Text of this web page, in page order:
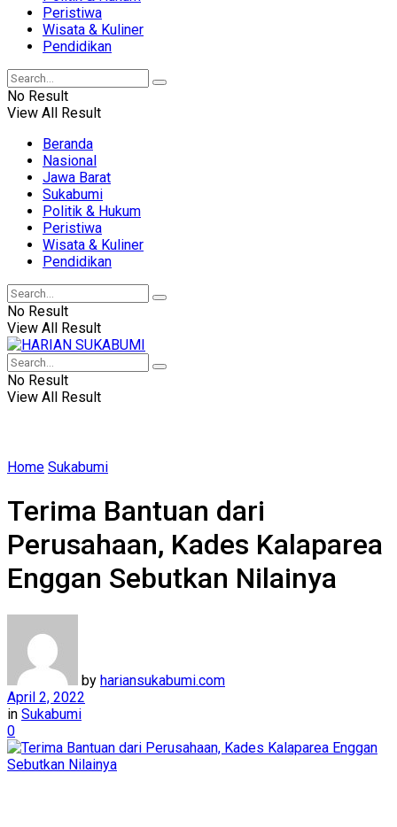
Peristiwa
Wisata & Kuliner
Pendidikan
No Result
View All Result
Beranda
Nasional
Jawa Barat
Sukabumi
Politik & Hukum
Peristiwa
Wisata & Kuliner
Pendidikan
No Result
View All Result
No Result
View All Result
Home Sukabumi
Terima Bantuan dari
Perusahaan, Kades Kalaparea
Enggan Sebutkan Nilainya
by hariansukabumi.com
April 2, 2022
in Sukabumi
0